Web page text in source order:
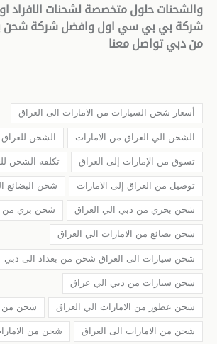
والشحنات حلول متخصصة لشحنات الافراد
شركة بي بي سي اول وافضل شركة شحن
من دبي تواصل معنا
أسعار شحن السيارات من الامارات الى العراق
الشحن الي العراق من الامارات الشحن
تسوق من الإمارات إلى العراق تكلفة الشحن
توصيل من العراق إلى الامارات شحن البضائع
شحن بحري من دبي الي العراق شحن بري من
شحن بضائع من الامارات الي العراق
شحن سيارات الى العراق شحن من بغداد الى دبي
شحن سيارات من دبي الي عراق
شحن عطور من الامارات الي العراق شحن من
شحن من الامارات الى العراق شحن من